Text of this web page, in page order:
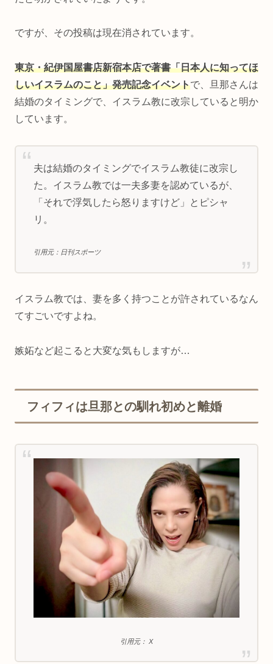
ですが、その投稿は現在消されています。
東京・紀伊国屋書店新宿本店で著書「日本人に知ってほ
しいイスラムのこと」発売記念イベントで、旦那さんは
結婚のタイミングで、イスラム教に改宗していると明か
しています。
夫は結婚のタイミングでイスラム教徒に改宗し
た。イスラム教では一夫多妻を認めているが、
「それで浮気したら怒りますけど」とピシャ
リ。
引用元：日刊スポーツ
イスラム教では、妻を多く持つことが許されているなん
てすごいですよね。
嫉妬など起こると大変な気もしますが…
フィフィは旦那との馴れ初めと離婚
引用元： X